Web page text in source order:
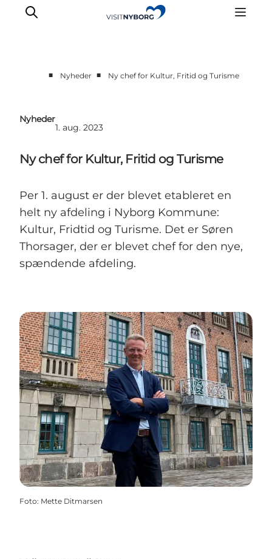
Lav et offentligt arrangement
■ Nyheder ■ Ny chef for Kultur, Fritid og Turisme
Nyheder
1. aug. 2023
Ny chef for Kultur, Fritid og Turisme
Per 1. august er der blevet etableret en
helt ny afdeling i Nyborg Kommune:
Kultur, Fridtid og Turisme. Det er Søren
Thorsager, der er blevet chef for den nye,
spændende afdeling.
Foto: Mette Ditmarsen